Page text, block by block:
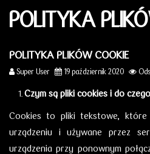
POLITYKA
POLITYKA PLIKÓW COOKIE
Super User 19 październik 2020
Czym są pliki cookies i do
Cookies to pliki tekstowe, które
urządzeniu i używane przez
urządzenia przy ponownym